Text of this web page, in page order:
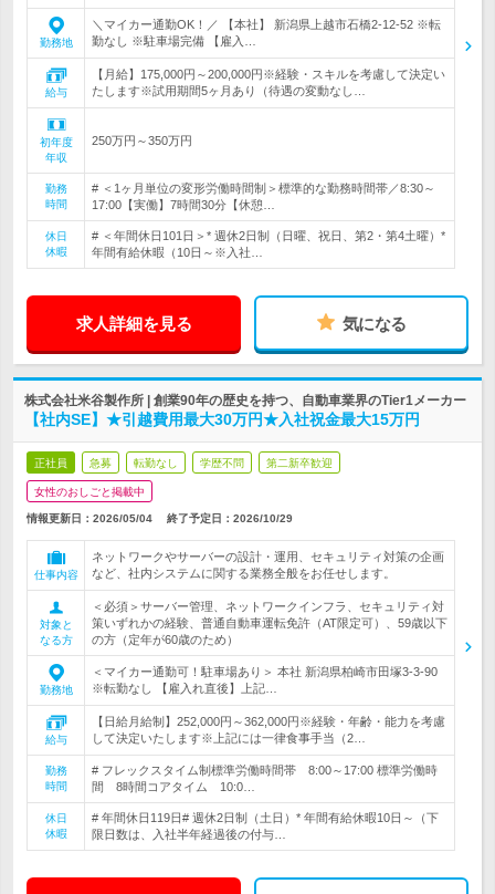
勤務地
＼マイカー通勤OK！／ 【本社】 新潟県上越市石橋2-12-52 ※転
勤なし ※駐車場完備 【雇入…
給与
【月給】175,000円～200,000円※経験・スキルを考慮して決定い
たします※試用期間5ヶ月あり（待遇の変動なし…
初年度
年収
250万円～350万円
勤務
時間
# ＜1ヶ月単位の変形労働時間制＞標準的な勤務時間帯／8:30～
17:00【実働】7時間30分【休憩…
休日
休暇
# ＜年間休日101日＞* 週休2日制（日曜、祝日、第2・第4土曜）*
年間有給休暇（10日～※入社…
求人詳細を見る 気になる
株式会社米谷製作所 | 創業90年の歴史を持つ、自動車業界のTier1メーカー
【社内SE】★引越費用最大30万円★入社祝金最大15万円
正社員 急募 転勤なし 学歴不問 第二新卒歓迎
女性のおしごと掲載中
情報更新日：2026/05/04 終了予定日： 2026/10/29
仕事内容
ネットワークやサーバーの設計・運用、セキュリティ対策の企画
など、社内システムに関する業務全般をお任せします。
対象と
なる方
＜必須＞サーバー管理、ネットワークインフラ、セキュリティ対
策いずれかの経験、普通自動車運転免許（AT限定可）、59歳以下
の方（定年が60歳のため）
勤務地
＜マイカー通勤可！駐車場あり＞ 本社 新潟県柏崎市田塚3-3-90
※転勤なし 【雇入れ直後】上記…
給与
【日給月給制】252,000円～362,000円※経験・年齢・能力を考慮
して決定いたします※上記には一律食事手当（2…
勤務
時間
# フレックスタイム制標準労働時間帯 8:00～17:00 標準労働時
間 8時間コアタイム 10:0…
休日
休暇
# 年間休日119日# 週休2日制（土日）* 年間有給休暇10日～（下
限日数は、入社半年経過後の付与…